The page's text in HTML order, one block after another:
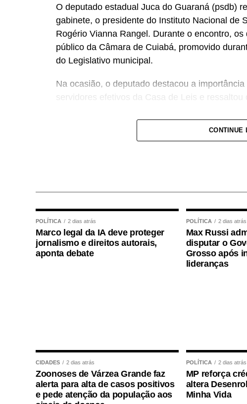
O deputado estadual Juca do Guaraná (psdb)
gabinete, o presidente do Instituto Nacional de
Rogério Vianna Rangel. Durante o encontro,
público da Câmara de Cuiabá, promovido
do Legislativo municipal.
Na ocasião, o deputado destacou a
servidores efetivos da Casa de Leis e ressaltou
“Nós deixamos uma marca de ter feito esse
a Câmara de Cuiabá, que é de todos nós
reserva para cargos de níveis médio e
legislativo, analista legislativo, controlador
Durante a visita, Rogério Vianna Rangel
Selecon e destacou a forma como o processo
“Eu, em nome do Selecon, também agradeço
concurso histórico, graças à oportunidade que
para todos os candidatos.
CONTINUE
POLÍTICA 2 dias atrás
Marco legal da IA deve proteger
jornalismo e direitos autorais,
aponta debate
POLÍTICA 2 dias atrás
Max Russi
disputar o
Grosso após
lideranças
CIDADES 2 dias atrás
Zoonoses de Várzea Grande faz
alerta para alta de casos positivos
e pede atenção da população aos
POLÍTICA 2 dias atrás
MP reforça
altera
Minha Vida